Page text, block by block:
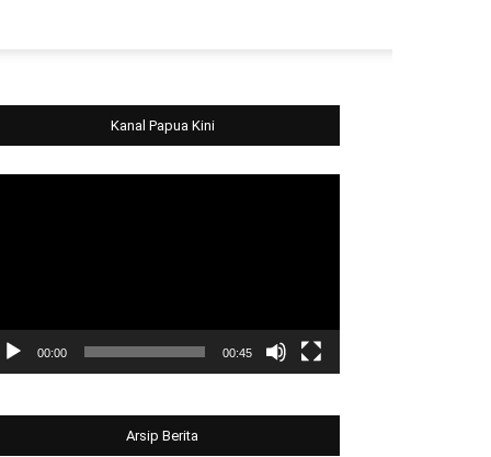
Kanal Papua Kini
00:00 00:45
Arsip Berita